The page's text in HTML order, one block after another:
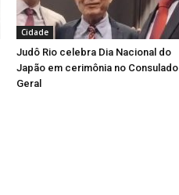
Cidade
Judô Rio celebra Dia Nacional do
Japão em cerimônia no Consulado
Geral